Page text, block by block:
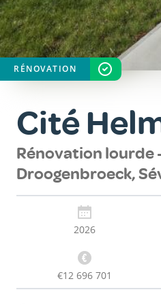
Cité
Rénovation lourde
Droogenbroeck,
2026
€12 696 701
RÉNOVATION STATUT
TERMINÉ